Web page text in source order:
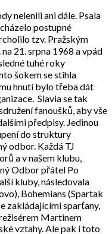
nelenili ani dále. Psala
postupné
tzv. Pražským
21. srpna 1968 a vpád
tuhé roky
šokem se stihla
hnutí bylo třeba dát
Slavia se tak
fanoušků, aby vše
předpisy. Jedinou
do struktury
odbor. Každá TJ
a v našem klubu,
Odbor přátel Po
kluby, následovala
Bohemians (Spartak
zakládajícími sparťany,
Martinem
vztahy. Ale pak i toto